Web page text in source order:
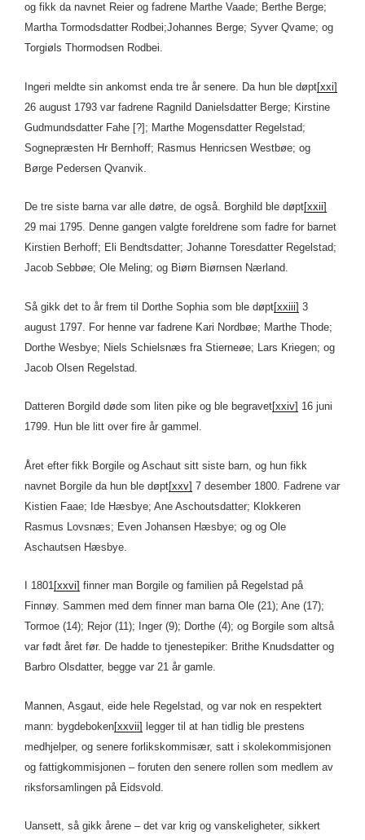
og fikk da navnet Reier og fadrene Marthe Vaade; Berthe Berge;
Martha Tormodsdatter Rodbei;Johannes Berge; Syver Qvame; og
Torgiøls Thormodsen Rodbei.
Ingeri meldte sin ankomst enda tre år senere. Da hun ble døpt[xxi]
26 august 1793 var fadrene Ragnild Danielsdatter Berge; Kirstine
Gudmundsdatter Fahe [?]; Marthe Mogensdatter Regelstad;
Sognepræsten Hr Bernhoff; Rasmus Henricsen Westbøe; og
Børge Pedersen Qvanvik.
De tre siste barna var alle døtre, de også. Borghild ble døpt[xxii]
29 mai 1795. Denne gangen valgte foreldrene som fadre for barnet
Kirstien Berhoff; Eli Bendtsdatter; Johanne Toresdatter Regelstad;
Jacob Sebbøe; Ole Meling; og Biørn Biørnsen Nærland.
Så gikk det to år frem til Dorthe Sophia som ble døpt[xxiii] 3
august 1797. For henne var fadrene Kari Nordbøe; Marthe Thode;
Dorthe Wesbye; Niels Schielsnæs fra Stierneøe; Lars Kriegen; og
Jacob Olsen Regelstad.
Datteren Borgild døde som liten pike og ble begravet[xxiv] 16 juni
1799. Hun ble litt over fire år gammel.
Året efter fikk Borgile og Aschaut sitt siste barn, og hun fikk
navnet Borgile da hun ble døpt[xxv] 7 desember 1800. Fadrene var
Kistien Faae; Ide Hæsbye; Ane Aschoutsdatter; Klokkeren
Rasmus Lovsnæs; Even Johansen Hæsbye; og og Ole
Aschautsen Hæsbye.
I 1801[xxvi] finner man Borgile og familien på Regelstad på
Finnøy. Sammen med dem finner man barna Ole (21); Ane (17);
Tormoe (14); Rejor (11); Inger (9); Dorthe (4); og Borgile som altså
var født året før. De hadde to tjenestepiker: Brithe Knudsdatter og
Barbro Olsdatter, begge var 21 år gamle.
Mannen, Asgaut, eide hele Regelstad, og var nok en respektert
mann: bygdeboken[xxvii] legger til at han tidlig ble prestens
medhjelper, og senere forlikskommisær, satt i skolekommisjonen
og fattigkommisjonen – foruten den senere rollen som medlem av
riksforsamlingen på Eidsvold.
Uansett, så gikk årene – det var krig og vanskeligheter, sikkert